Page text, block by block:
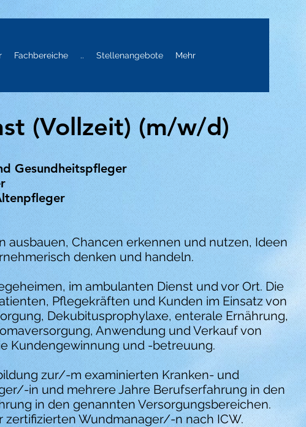
Fachbereiche .. Stellenangebote Mehr
(Vollzeit) (m/w/d)
Gesundheitspfleger
Chancen erkennen und nutzen, Ideen
denken und handeln.
im ambulanten Dienst und vor Ort. Die
Pflegekräften und Kunden im Einsatz von
Dekubitusprophylaxe, enterale Ernährung,
Anwendung und Verkauf von
Kundengewinnung und -betreuung.
zur/-m examinierten Kranken- und
in und mehrere Jahre Berufserfahrung in den
in den genannten Versorgungsbereichen.
Wundmanager/-n nach ICW.